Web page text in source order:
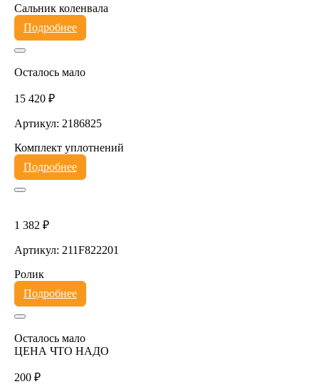
Сальник коленвала
Подробнее
Осталось мало
15 420 ₽
Артикул: 2186825
Комплект уплотнений
Подробнее
1 382 ₽
Артикул: 211F822201
Ролик
Подробнее
Осталось мало
ЦЕНА ЧТО НАДО
200 ₽